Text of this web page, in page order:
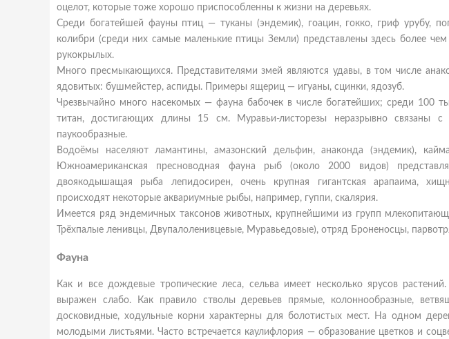
оцелот, которые тоже хорошо приспособленны к жизни на деревьях.
Среди богатейшей фауны птиц — туканы (эндемик), гоацин, гокко, гриф урубу,
колибри (среди них самые маленькие птицы Земли) представлены здесь более
рукокрылых.
Много пресмыкающихся. Представителями змей являются удавы, в том числе
ядовитых: бушмейстер, аспиды. Примеры ящериц — игуаны, сцинки, ядозуб.
Чрезвычайно много насекомых — фауна бабочек в числе богатейших; среди 100
титан, достигающих длины 15 см. Муравьи-листорезы неразрывно связаны
паукообразные.
Водоёмы населяют ламантины, амазонский дельфин, анаконда (эндемик),
Южноамериканская пресноводная фауна рыб (около 2000 видов)
двоякодышащая рыба лепидосирен, очень крупная гигантская арапаима,
происходят некоторые аквариумные рыбы, например, гуппи, скалярия.
Имеется ряд эндемичных таксонов животных, крупнейшими из групп
Трёхпалые ленивцы, Двупалоленивцевые, Муравьедовые), отряд Броненосцы,
Фауна
Как и все дождевые тропические леса, сельва имеет несколько ярусов
выражен слабо. Как правило стволы деревьев прямые, колоннообразные,
досковидные, ходульные корни характерны для болотистых мест. На одном
молодыми листьями. Часто встречается каулифлория — образование цветков и